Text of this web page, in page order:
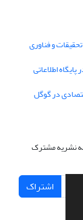
و فناوری
اطلاعاتی
در گوگل
نشریه مشترک
اشتراک